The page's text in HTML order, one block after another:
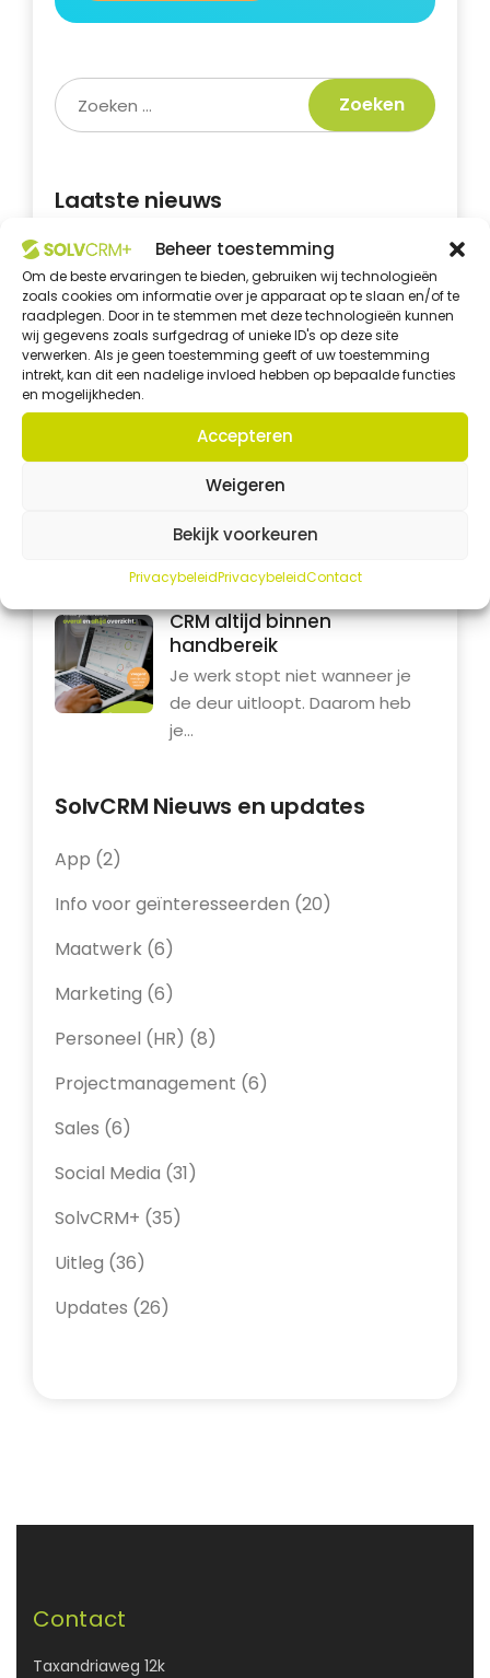
Beheer toestemming
Om de beste ervaringen te bieden, gebruiken wij technologieën
zoals cookies om informatie over je apparaat op te slaan en/of te
raadplegen. Door in te stemmen met deze technologieën kunnen
wij gegevens zoals surfgedrag of unieke ID's op deze site
verwerken. Als je geen toestemming geeft of uw toestemming
intrekt, kan dit een nadelige invloed hebben op bepaalde functies
en mogelijkheden.
Accepteren
Weigeren
Bekijk voorkeuren
PrivacybeleidPrivacybeleidContact
Laatste nieuws
Licenties voor elke
groeifase
Geen enkele onderneming is
hetzelfde. Daarom biedt
SolvCRM+ een oplossing die
aansluit...
SolvCRM+ webinar
Werk je nog met losse
programma’s en informatie die
CRM altijd binnen
handbereik
Je werk stopt niet wanneer je
de deur uitloopt. Daarom heb
je...
SolvCRM Nieuws en updates
App (2)
Info voor geïnteresseerden (20)
Maatwerk (6)
Marketing (6)
Personeel (HR) (8)
Projectmanagement (6)
Sales (6)
Social Media (31)
SolvCRM+ (35)
Uitleg (36)
Updates (26)
Contact
Taxandriaweg 12k